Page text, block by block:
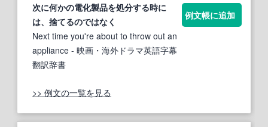
次に何かの電化製品を処分する時に
は、捨てるのではなく
Next time you're about to throw out an
appliance - 映画・海外ドラマ英語字幕
翻訳辞書
例文帳に追加
>> 例文の一覧を見る